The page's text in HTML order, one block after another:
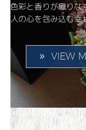
色彩と香りが織りな
人の心を包み込む幸
VIEW